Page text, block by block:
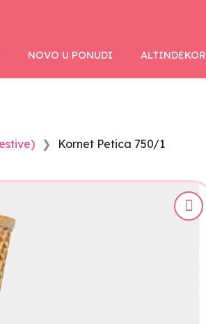
NOVO U PONUDI ALTINDEKOR
Kornet Petica 750/1